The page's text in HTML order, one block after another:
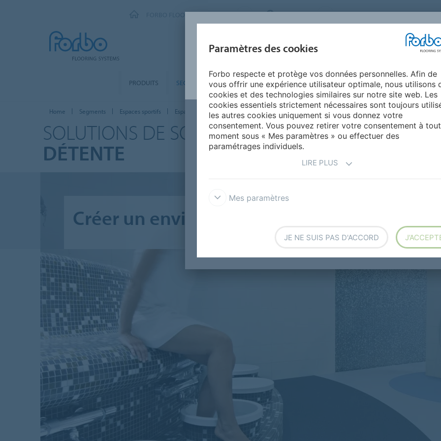
FORBO FLOORING SYSTEMS BELGIUM
PRODUITS SEGMENTS
INSPIRATION &
RÉFÉRENCES
DURABILITÉ
INSTALLATION &
ENTRETIEN
AIDE
Home Segments Espaces sportifs Espaces de détente
SOLUTIONS DE SOL POUR LESESPACES DE
DÉTENTE
Créer un environnement relaxant
Paramètres des cookies
Forbo respecte et protège vos données personnelles. Afin de
vous offrir une expérience utilisateur optimale, nous utilisons
cookies et des technologies similaires sur notre site web. Les
cookies essentiels strictement nécessaires sont toujours
les autres cookies uniquement si vous donnez votre
consentement. Vous pouvez retirer votre consentement à tout
moment sous « Mes paramètres » ou effectuer des
paramétrages individuels.
LIRE PLUS
Mes paramètres
JE NE SUIS PAS D'ACCORD